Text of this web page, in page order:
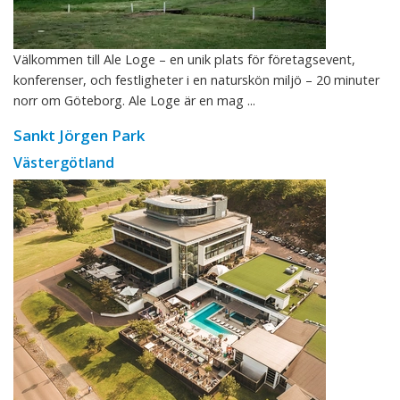
Välkommen till Ale Loge – en unik plats för företagsevent,
konferenser, och festligheter i en naturskön miljö – 20 minuter
norr om Göteborg. Ale Loge är en mag ...
Sankt Jörgen Park
Västergötland